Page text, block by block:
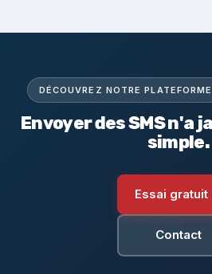
DÉCOUVREZ NOTRE
Envoyer des SMS n'a
simple.
Essai
Contact